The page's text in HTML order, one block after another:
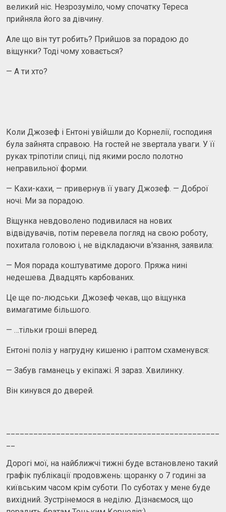
великий ніс. Незрозуміло, чому спочатку Тереса
прийняла його за дівчину.
Але що він тут робить? Прийшов за порадою до
віщунки? Тоді чому ховається?
— А ти хто?
Коли Джозеф і Ентоні увійшли до Корнелії, господиня
була зайнята справою. На гостей не звертала уваги. У її
руках тріпотіли спиці, під якими росло полотно
неправильної форми.
— Кахи-кахи, — привернув її увагу Джозеф. — Доброї
ночі. Ми за порадою.
Віщунка невдоволено подивилася на нових
відвідувачів, потім перевела погляд на свою роботу,
похитала головою і, не відкладаючи в'язання, заявила:
— Моя порада коштуватиме дорого. Пряжа нині
недешева. Двадцять карбованих.
Це ще по-людськи. Джозеф чекав, що віщунка
вимагатиме більшого.
— …тільки гроші вперед.
Ентоні поліз у нагрудну кишеню і раптом схаменувся:
— Забув гаманець у екіпажі. Я зараз. Хвилинку.
Він кинувся до дверей.
Дорогі мої, на найближчі тижні буде встановлено такий
графік публікації продовжень: щоранку о 7 годині за
київським часом крім суботи. По суботах у мене буде
вихідний. Зустрінемося в неділю. Дізнаємося, що